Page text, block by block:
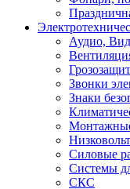
Аудио,
Звонки
Знаки
Силовые
Системы
СКС